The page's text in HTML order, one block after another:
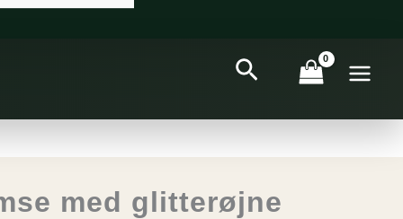
Søg
med glitterøjne